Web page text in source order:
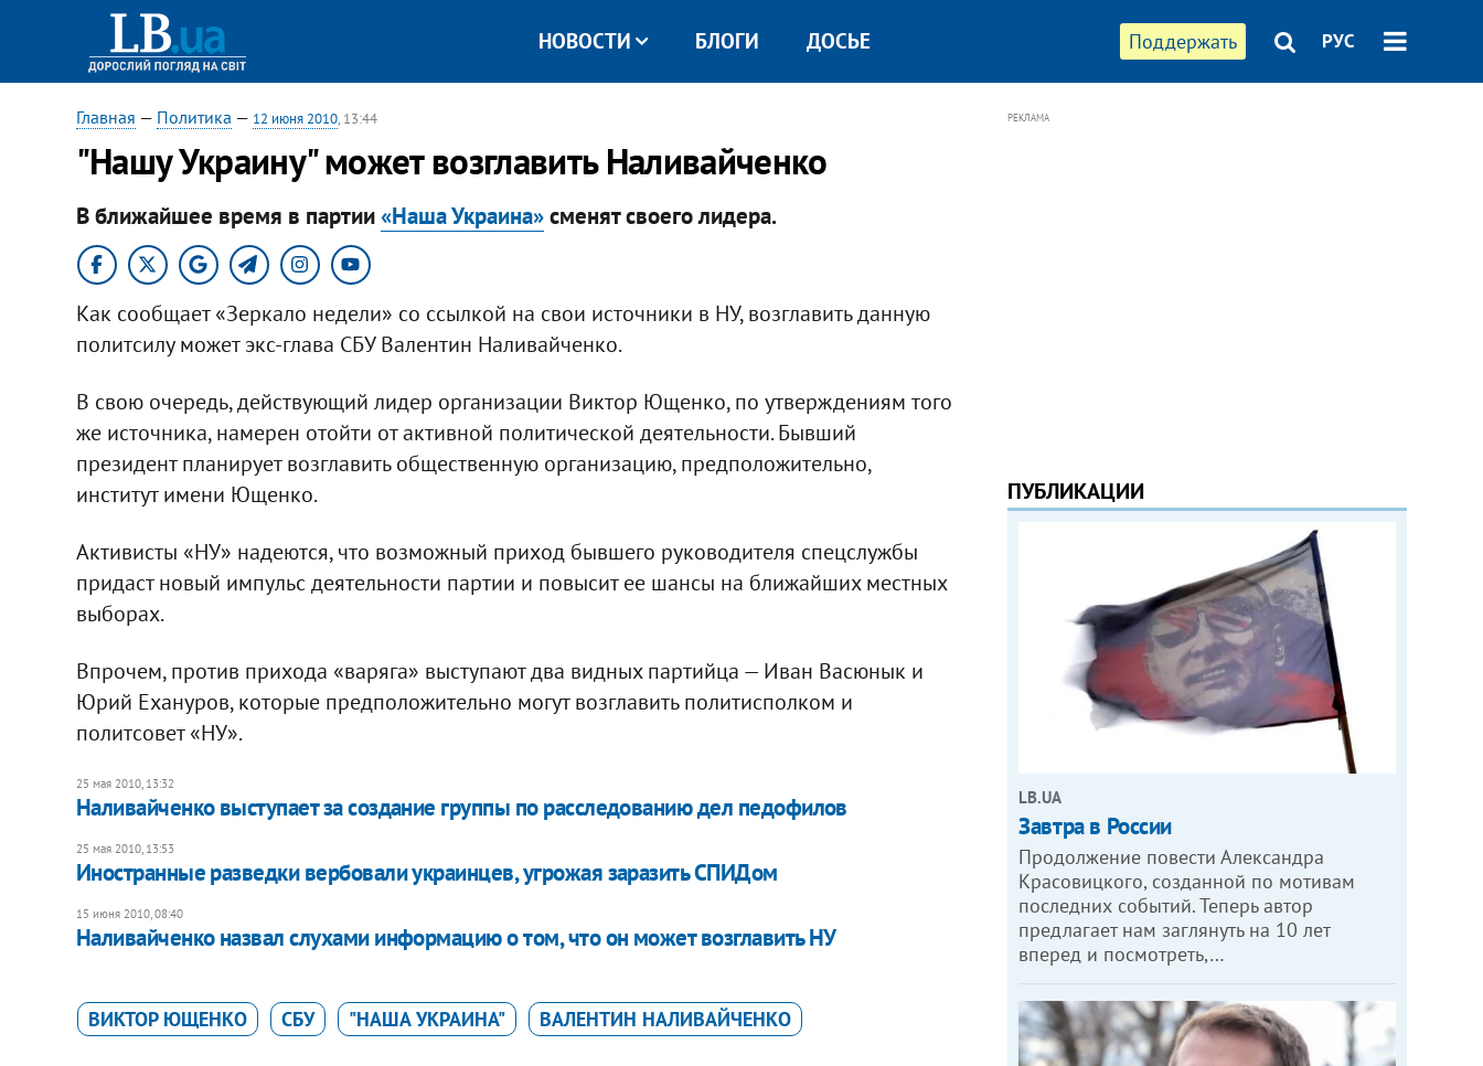
Поддержать РУС
НОВОСТИ БЛОГИ ДОСЬЕ
Главная — Политика — 12 июня 2010, 13:44
"Нашу Украину" может возглавить Наливайченко
В ближайшее время в партии«Наша Украина»сменят своего лидера.
Как сообщает «Зеркало недели» со ссылкой на свои источники в НУ, возглавить данную
политсилу может экс-глава СБУ Валентин Наливайченко.
В свою очередь, действующий лидер организации Виктор Ющенко, по утверждениям того
же источника, намерен отойти от активной политической деятельности. Бывший
президент планирует возглавить общественную организацию, предположительно,
институт имени Ющенко.
Активисты «НУ» надеются, что возможный приход бывшего руководителя спецслужбы
придаст новый импульс деятельности партии и повысит ее шансы на ближайших местных
выборах.
Впрочем, против прихода «варяга» выступают два видных партийца — Иван Васюнык и
Юрий Ехануров, которые предположительно могут возглавить политисполком и
политсовет «НУ».
25 мая 2010, 13:32
Наливайченко выступает за создание группы по расследованию дел педофилов
25 мая 2010, 13:53
Иностранные разведки вербовали украинцев, угрожая заразить СПИДом
15 июня 2010, 08:40
Наливайченко назвал слухами информацию о том, что он может возглавить НУ
ВИКТОР ЮЩЕНКО СБУ "НАША УКРАИНА" ВАЛЕНТИН НАЛИВАЙЧЕНКО
РЕКЛАМА
ПУБЛИКАЦИИ
LB.UA
Завтра в России
Продолжение повести Александра
Красовицкого, созданной по мотивам
последних событий. Теперь автор
предлагает нам заглянуть на 10 лет
вперед и посмотреть,…